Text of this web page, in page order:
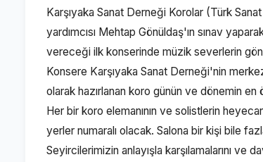
Karşıyaka Sanat Derneği Korolar (Türk
yardımcısı Mehtap Gönüldaş'ın sınav
vereceği ilk konserinde müzik severlerin
Konsere Karşıyaka Sanat Derneği'nin
olarak hazırlanan koro günün ve dönemin
Her bir koro elemanının ve solistlerin
yerler numaralı olacak. Salona bir kişi bile
Seyircilerimizin anlayışla karşılamalarını